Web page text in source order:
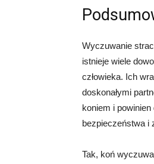
Wyczuwanie
istnieje wiele
człowieka. Ich
doskonałymi
koniem i
bezpieczeństwa i
Tak, koń